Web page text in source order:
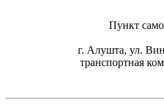
Пункт
г. Алушта, ул.
транспортная